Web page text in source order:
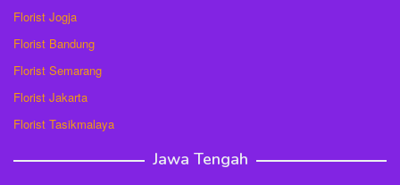
Florist Jogja
Florist Bandung
Florist Semarang
Florist Jakarta
Florist Tasikmalaya
Jawa Tengah